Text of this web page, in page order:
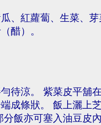
、紅蘿蔔、生菜、芽
醋）。
待涼。 紫菜皮平舖
成條狀。 飯上灑上
飯亦可塞入油豆皮